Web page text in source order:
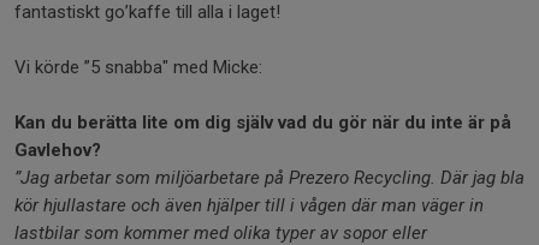
fantastiskt go’kaffe till alla i laget!
Vi körde ”5 snabba" med Micke:
Kan du berätta lite om dig själv vad du gör när du inte är på
Gavlehov?
”Jag arbetar som miljöarbetare på Prezero Recycling. Där jag bla
kör hjullastare och även hjälper till i vågen där man väger in
lastbilar som kommer med olika typer av sopor eller